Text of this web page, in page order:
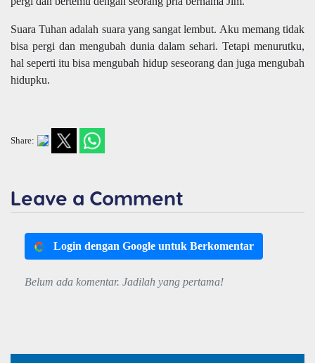
Suara Tuhan adalah suara yang sangat lembut. Aku memang tidak
bisa pergi dan mengubah dunia dalam sehari. Tetapi menurutku,
hal seperti itu bisa mengubah hidup seseorang dan juga mengubah
hidupku.
Share:
Leave a Comment
Login dengan Google untuk Berkomentar
Belum ada komentar. Jadilah yang pertama!